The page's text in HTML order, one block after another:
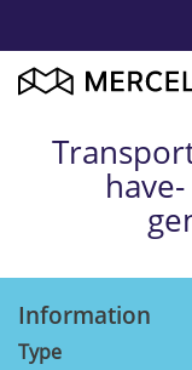
Information
Type